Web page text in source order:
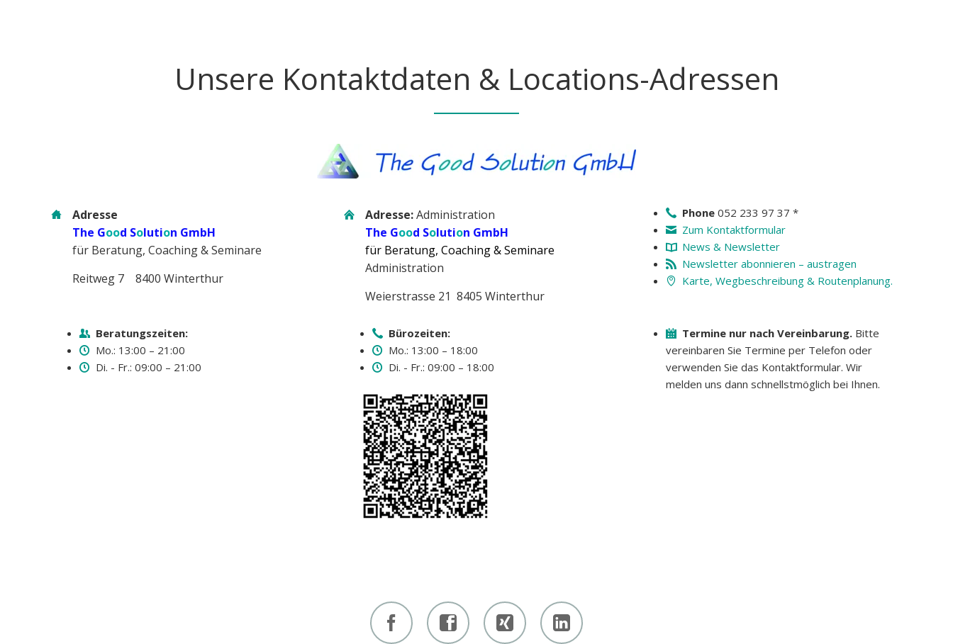
Unsere Kontaktdaten & Locations-Adressen
Adresse
The Good Solution GmbH
für Beratung, Coaching & Seminare
Reitweg 7 8400 Winterthur
Adresse:Administration
The Good Solution GmbH
für Beratung, Coaching & Seminare
Administration
Weierstrasse 21 8405 Winterthur
Phone052 233 97 37 *
Zum Kontaktformular
News & Newsletter
Newsletter abonnieren – austragen
Karte, Wegbeschreibung & Routenplanung.
Beratungszeiten:
Mo.: 13:00 – 21:00
Di. - Fr.: 09:00 – 21:00
Bürozeiten:
Mo.: 13:00 – 18:00
Di. - Fr.: 09:00 – 18:00
Termine nur nach Vereinbarung.Bitte
vereinbaren Sie Termine per Telefon oder
verwenden Sie das Kontaktformular. Wir
melden uns dann schnellstmöglich bei Ihnen.